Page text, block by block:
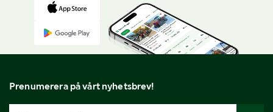
Prenumerera på vårt nyhetsbrev!